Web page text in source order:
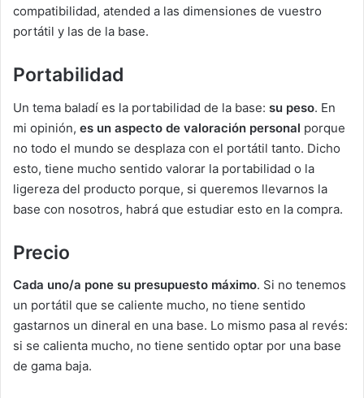
compatibilidad, atended a las dimensiones de vuestro
portátil y las de la base.
Portabilidad
Un tema baladí es la portabilidad de la base: su peso. En
mi opinión, es un aspecto de valoración personal porque
no todo el mundo se desplaza con el portátil tanto. Dicho
esto, tiene mucho sentido valorar la portabilidad o la
ligereza del producto porque, si queremos llevarnos la
base con nosotros, habrá que estudiar esto en la compra.
Precio
Cada uno/a pone su presupuesto máximo. Si no tenemos
un portátil que se caliente mucho, no tiene sentido
gastarnos un dineral en una base. Lo mismo pasa al revés:
si se calienta mucho, no tiene sentido optar por una base
de gama baja.